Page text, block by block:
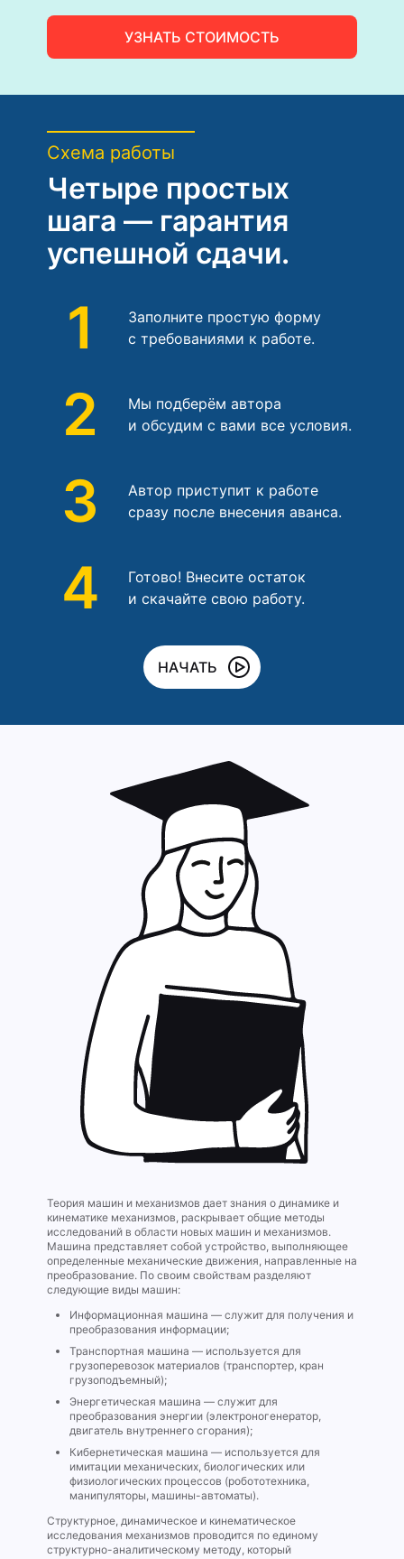
УЗНАТЬ СТОИМОСТЬ
Схема работы
Четыре простых
шага — гарантия
успешной сдачи.
1
Заполните простую форму
с требованиями к работе.
2
Мы подберём автора
и обсудим с вами все условия.
3
Автор приступит к работе
сразу после внесения аванса.
4
Готово! Внесите остаток
и скачайте свою работу.
НАЧАТЬ
Теория машин и механизмов дает знания о динамике и
кинематике механизмов, раскрывает общие методы
исследований в области новых машин и механизмов.
Машина представляет собой устройство, выполняющее
определенные механические движения, направленные на
преобразование. По своим свойствам разделяют
следующие виды машин:
Информационная машина — служит для получения и
преобразования информации;
Транспортная машина — используется для
грузоперевозок материалов (транспортер, кран
грузоподъемный);
Энергетическая машина — служит для
преобразования энергии (электроногенератор,
двигатель внутреннего сгорания);
Кибернетическая машина — используется для
имитации механических, биологических или
физиологических процессов (робототехника,
манипуляторы, машины-автоматы).
Структурное, динамическое и кинематическое
исследования механизмов проводится по единому
структурно-аналитическому методу, который